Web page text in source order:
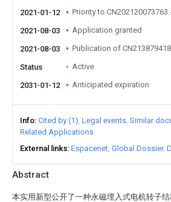
Abstract
本实用新型公开了一种永磁埋入式电机转子
2021-01-12
Priority to
2021-08-03 Application granted
2021-08-03 Publication of
Status Active
2031-01-12 Anticipated expiration
Info Cited by (1) Legal events Similar
Related Applications
External links Espacenet Global Dossier